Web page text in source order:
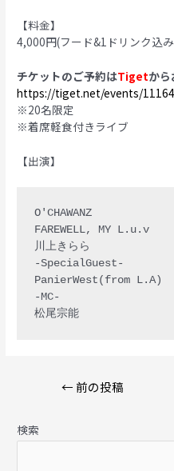
【料金】
4,000円(フード&1ドリンク込
チケットのご予約はTigetから
https://tiget.net/events/
※20名限定
※着席軽食付きライブ
【出演】
O'CHAWANZ
FAREWELL, MY L.u.v
川上きらら
-SpecialGuest-
PanierWest(from L.A)
-MC-
松尾宗能
ゲ
← 前の投稿
検索